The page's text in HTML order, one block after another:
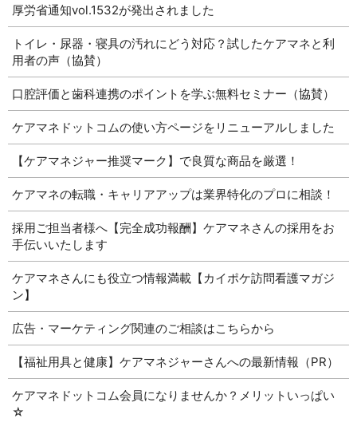
厚労省通知vol.1532が発出されました
トイレ・尿器・寝具の汚れにどう対応？試したケアマネと利
用者の声（協賛）
口腔評価と歯科連携のポイントを学ぶ無料セミナー（協賛）
ケアマネドットコムの使い方ページをリニューアルしました
【ケアマネジャー推奨マーク】で良質な商品を厳選！
ケアマネの転職・キャリアアップは業界特化のプロに相談！
採用ご担当者様へ【完全成功報酬】ケアマネさんの採用をお
手伝いいたします
ケアマネさんにも役立つ情報満載【カイポケ訪問看護マガジ
ン】
広告・マーケティング関連のご相談はこちらから
【福祉用具と健康】ケアマネジャーさんへの最新情報（PR）
ケアマネドットコム会員になりませんか？メリットいっぱい
☆